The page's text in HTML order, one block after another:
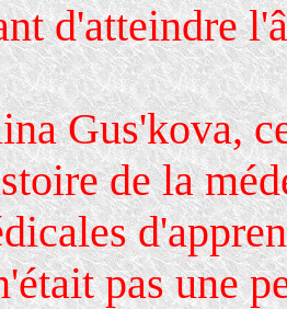
d'atteindre
Gus'kova,
de la
pas une